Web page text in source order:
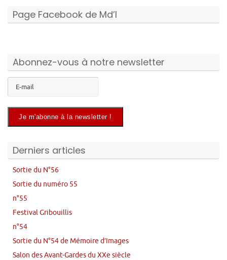
Page Facebook de Md’I
Abonnez-vous à notre newsletter
Derniers articles
Sortie du N°56
Sortie du numéro 55
n°55
Festival Gribouillis
n°54
Sortie du N°54 de Mémoire d’Images
Salon des Avant-Gardes du XXe siècle